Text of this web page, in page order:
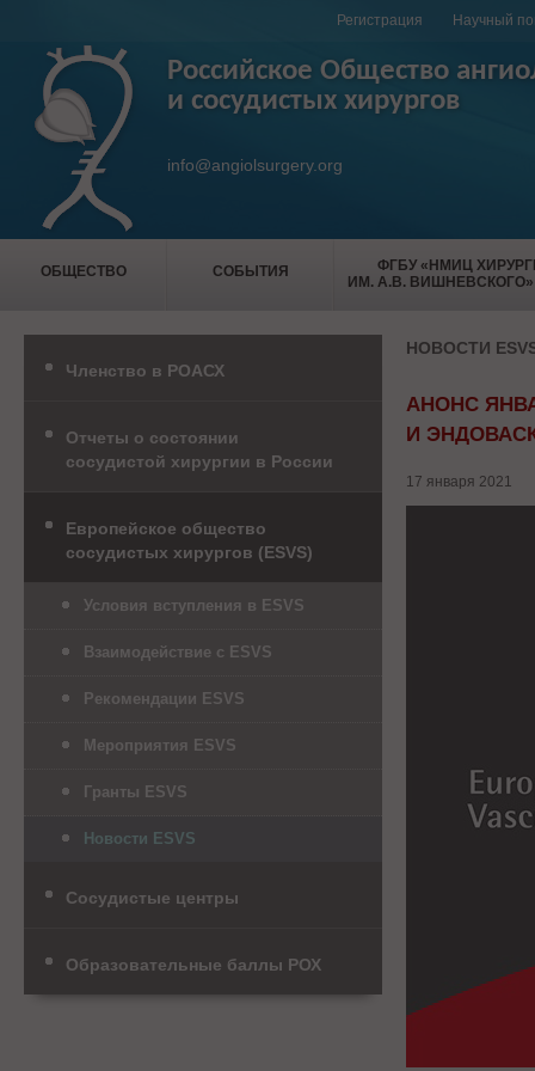
Регистрация Научный
Российское Общество
и сосудистых хирургов
info@angiolsurgery.org
ОБЩЕСТВО СОБЫТИЯ
ФГБУ «НМИЦ
ИМ. А.В.
НОВОСТИ
АНОНС
И
17 января 2021
Членство в РОАСХ
Отчеты о состоянии
сосудистой хирургии в России
Европейское общество
сосудистых хирургов (ESVS)
Условия вступления в ESVS
Взаимодействие с ESVS
Рекомендации ESVS
Мероприятия ESVS
Гранты ESVS
Новости ESVS
Сосудистые центры
Образовательные баллы РОХ